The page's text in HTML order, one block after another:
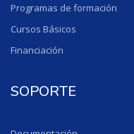
Programas de formación
Cursos Básicos
Financiación
SOPORTE